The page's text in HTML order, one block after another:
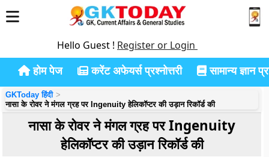
Hello Guest ! Register or Login
होम पेज करेंट अफेयर्स प्रश्नोत्तरी सामान्य ज्ञान
GKToday हिंदी
नासा के रोवर ने मंगल ग्रह पर Ingenuity हेलिकॉप्टर की उड़ान रिकॉर्ड की
नासा के रोवर ने मंगल ग्रह पर Ingenuity
हेलिकॉप्टर की उड़ान रिकॉर्ड की